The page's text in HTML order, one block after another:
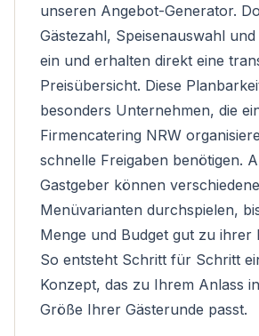
unseren Angebot-Generator.
Gästezahl, Speisenauswahl
ein und erhalten direkt eine
Preisübersicht. Diese
besonders Unternehmen, die
Firmencatering NRW
schnelle Freigaben benötigen.
Gastgeber können verschiedene
Menüvarianten durchspielen,
Menge und Budget gut zu ihrer
So entsteht Schritt für Schritt
Konzept, das zu Ihrem Anlass
Größe Ihrer Gästerunde passt.